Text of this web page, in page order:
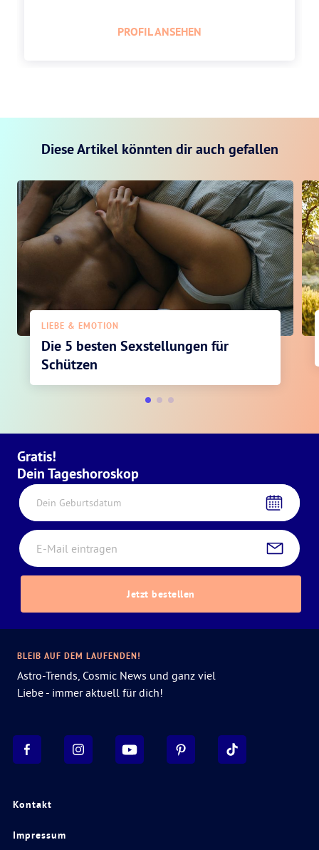
PROFIL ANSEHEN
Diese Artikel könnten dir auch gefallen
LIEBE & EMOTION
Die 5 besten Sexstellungen für
Schützen
Gratis!
Dein Tageshoroskop
Dein Geburtsdatum
Jetzt bestellen
Kontakt
Impressum
BLEIB AUF DEM LAUFENDEN!
Astro-Trends, Cosmic News und ganz viel
Liebe - immer aktuell für dich!